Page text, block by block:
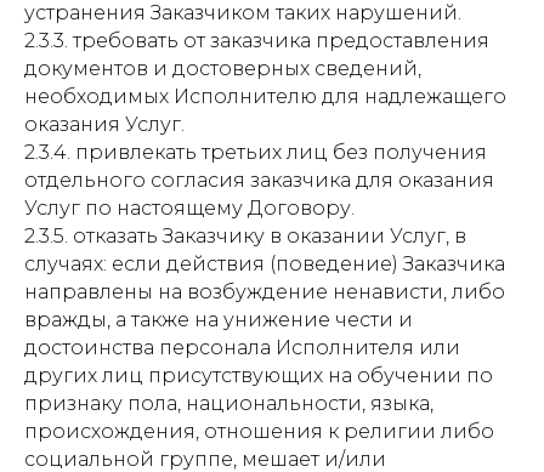
устранения Заказчиком таких нарушений.
2.3.3. требовать от заказчика предоставления
документов и достоверных сведений,
необходимых Исполнителю для надлежащего
оказания Услуг.
2.3.4. привлекать третьих лиц без получения
отдельного согласия заказчика для оказания
Услуг по настоящему Договору.
2.3.5. отказать Заказчику в оказании Услуг, в
случаях: если действия (поведение) Заказчика
направлены на возбуждение ненависти, либо
вражды, а также на унижение чести и
достоинства персонала Исполнителя или
других лиц присутствующих на обучении по
признаку пола, национальности, языка,
происхождения, отношения к религии либо
социальной группе, мешает и/или